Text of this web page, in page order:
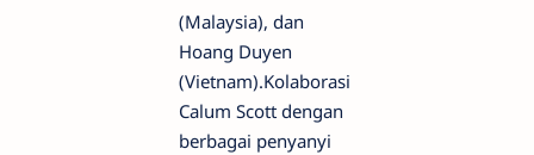
(Malaysia), dan
Hoang Duyen
(Vietnam).Kolaborasi
Calum Scott dengan
berbagai penyanyi